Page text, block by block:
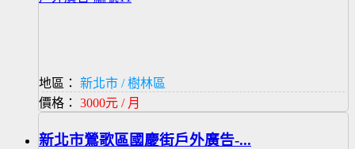
地區：
新北市 / 樹林區
價格： 3000元 / 月
新北市鶯歌區國慶街戶外廣告-...